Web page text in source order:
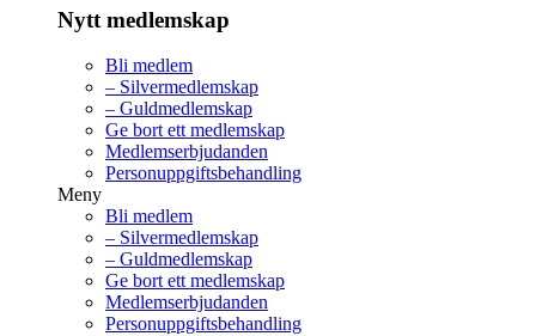
Nytt medlemskap
Bli medlem
– Silvermedlemskap
– Guldmedlemskap
Ge bort ett medlemskap
Medlemserbjudanden
Personuppgiftsbehandling
Meny
Bli medlem
– Silvermedlemskap
– Guldmedlemskap
Ge bort ett medlemskap
Medlemserbjudanden
Personuppgiftsbehandling